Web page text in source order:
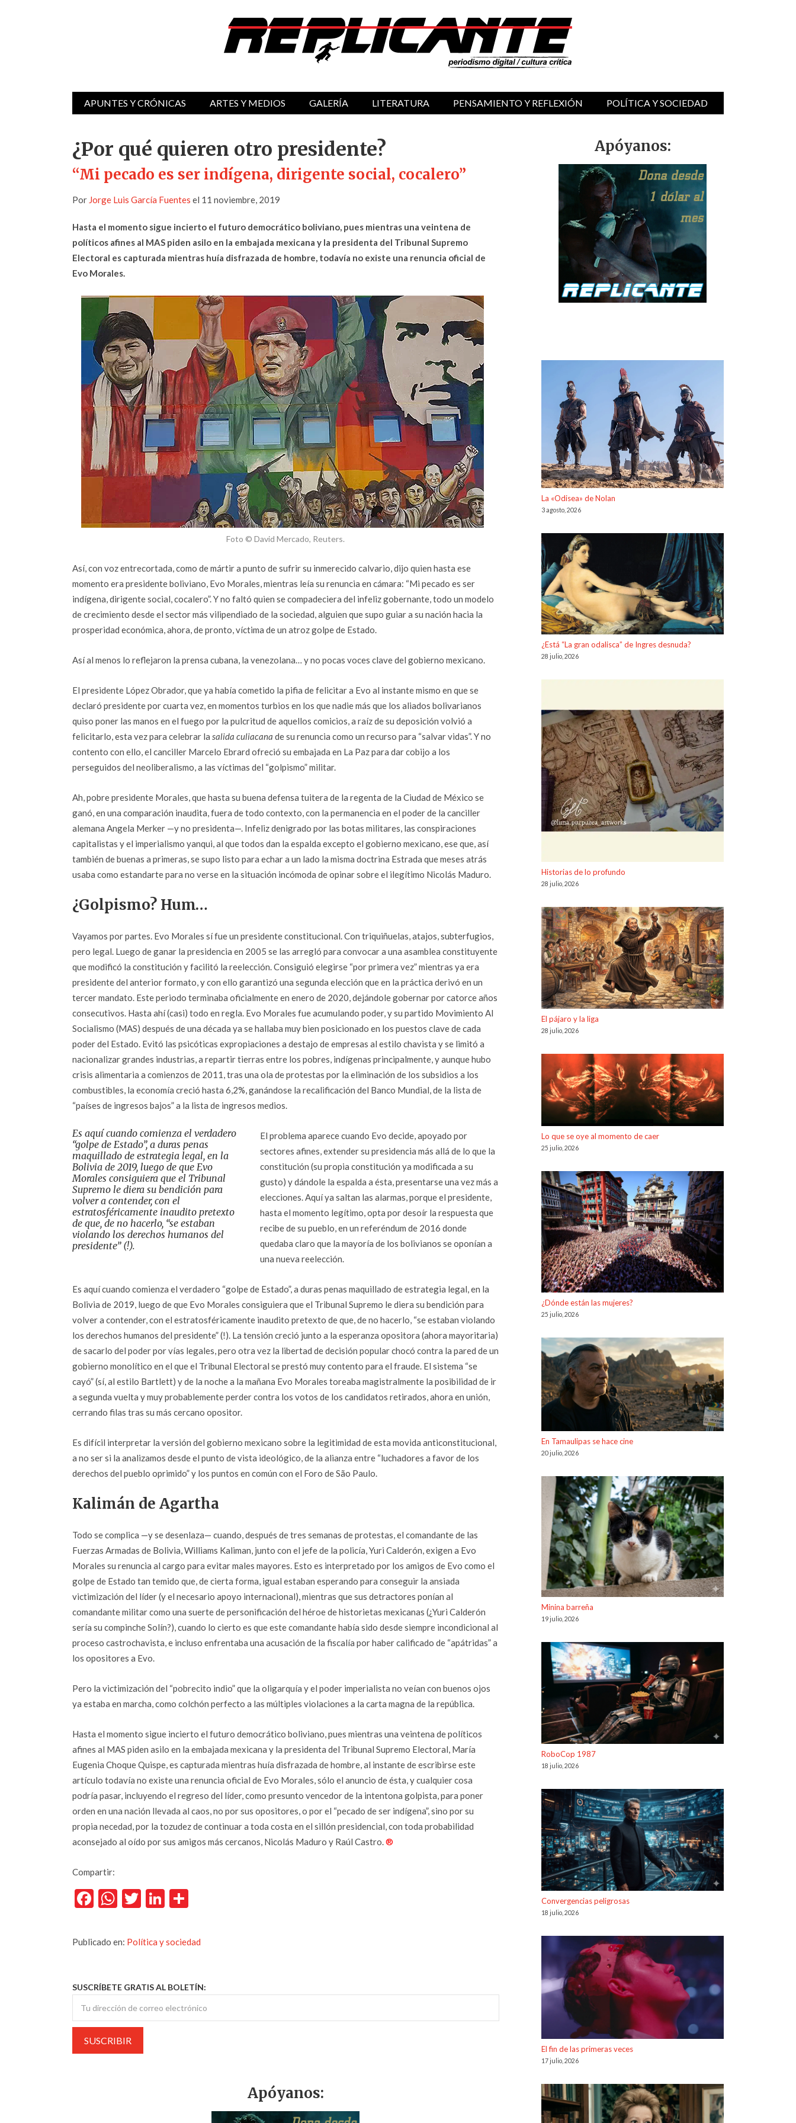
APUNTES Y CRÓNICAS ARTES Y MEDIOS GALERÍA LITERATURA PENSAMIENTO Y REFLEXIÓN POLÍTICA Y SOCIEDAD
¿Por qué quieren otro presidente?
“Mi pecado es ser indígena, dirigente social, cocalero”
Por Jorge Luis García Fuentes el 11 noviembre, 2019
Hasta el momento sigue incierto el futuro democrático boliviano, pues mientras una veintena de
políticos afines al MAS piden asilo en la embajada mexicana y la presidenta del Tribunal Supremo
Electoral es capturada mientras huía disfrazada de hombre, todavía no existe una renuncia oficial de
Evo Morales.
Foto © David Mercado, Reuters.
Así, con voz entrecortada, como de mártir a punto de sufrir su inmerecido calvario, dijo quien hasta ese
momento era presidente boliviano, Evo Morales, mientras leía su renuncia en cámara: “Mi pecado es ser
indígena, dirigente social, cocalero”. Y no faltó quien se compadeciera del infeliz gobernante, todo un modelo
de crecimiento desde el sector más vilipendiado de la sociedad, alguien que supo guiar a su nación hacia la
prosperidad económica, ahora, de pronto, víctima de un atroz golpe de Estado.
Así al menos lo reflejaron la prensa cubana, la venezolana… y no pocas voces clave del gobierno mexicano.
El presidente López Obrador, que ya había cometido la pifia de felicitar a Evo al instante mismo en que se
declaró presidente por cuarta vez, en momentos turbios en los que nadie más que los aliados bolivarianos
quiso poner las manos en el fuego por la pulcritud de aquellos comicios, a raíz de su deposición volvió a
felicitarlo, esta vez para celebrar la salida culiacana de su renuncia como un recurso para “salvar vidas”. Y no
contento con ello, el canciller Marcelo Ebrard ofreció su embajada en La Paz para dar cobijo a los
perseguidos del neoliberalismo, a las víctimas del “golpismo” militar.
Ah, pobre presidente Morales, que hasta su buena defensa tuitera de la regenta de la Ciudad de México se
ganó, en una comparación inaudita, fuera de todo contexto, con la permanencia en el poder de la canciller
alemana Angela Merker —y no presidenta—. Infeliz denigrado por las botas militares, las conspiraciones
capitalistas y el imperialismo yanqui, al que todos dan la espalda excepto el gobierno mexicano, ese que, así
también de buenas a primeras, se supo listo para echar a un lado la misma doctrina Estrada que meses atrás
usaba como estandarte para no verse en la situación incómoda de opinar sobre el ilegítimo Nicolás Maduro.
¿Golpismo? Hum…
Vayamos por partes. Evo Morales sí fue un presidente constitucional. Con triquiñuelas, atajos, subterfugios,
pero legal. Luego de ganar la presidencia en 2005 se las arregló para convocar a una asamblea constituyente
que modificó la constitución y facilitó la reelección. Consiguió elegirse “por primera vez” mientras ya era
presidente del anterior formato, y con ello garantizó una segunda elección que en la práctica derivó en un
tercer mandato. Este periodo terminaba oficialmente en enero de 2020, dejándole gobernar por catorce años
consecutivos. Hasta ahí (casi) todo en regla. Evo Morales fue acumulando poder, y su partido Movimiento Al
Socialismo (MAS) después de una década ya se hallaba muy bien posicionado en los puestos clave de cada
poder del Estado. Evitó las psicóticas expropiaciones a destajo de empresas al estilo chavista y se limitó a
nacionalizar grandes industrias, a repartir tierras entre los pobres, indígenas principalmente, y aunque hubo
crisis alimentaria a comienzos de 2011, tras una ola de protestas por la eliminación de los subsidios a los
combustibles, la economía creció hasta 6,2%, ganándose la recalificación del Banco Mundial, de la lista de
“países de ingresos bajos” a la lista de ingresos medios.
Es aquí cuando comienza el verdadero
“golpe de Estado”, a duras penas
maquillado de estrategia legal, en la
Bolivia de 2019, luego de que Evo
Morales consiguiera que el Tribunal
Supremo le diera su bendición para
volver a contender, con el
estratosféricamente inaudito pretexto
de que, de no hacerlo, “se estaban
violando los derechos humanos del
presidente” (!).
El problema aparece cuando Evo decide, apoyado por
sectores afines, extender su presidencia más allá de lo que la
constitución (su propia constitución ya modificada a su
gusto) y dándole la espalda a ésta, presentarse una vez más a
elecciones. Aquí ya saltan las alarmas, porque el presidente,
hasta el momento legítimo, opta por desoír la respuesta que
recibe de su pueblo, en un referéndum de 2016 donde
quedaba claro que la mayoría de los bolivianos se oponían a
una nueva reelección.
Es aquí cuando comienza el verdadero “golpe de Estado”, a duras penas maquillado de estrategia legal, en la
Bolivia de 2019, luego de que Evo Morales consiguiera que el Tribunal Supremo le diera su bendición para
volver a contender, con el estratosféricamente inaudito pretexto de que, de no hacerlo, “se estaban violando
los derechos humanos del presidente” (!). La tensión creció junto a la esperanza opositora (ahora mayoritaria)
de sacarlo del poder por vías legales, pero otra vez la libertad de decisión popular chocó contra la pared de un
gobierno monolítico en el que el Tribunal Electoral se prestó muy contento para el fraude. El sistema “se
cayó” (sí, al estilo Bartlett) y de la noche a la mañana Evo Morales toreaba magistralmente la posibilidad de ir
a segunda vuelta y muy probablemente perder contra los votos de los candidatos retirados, ahora en unión,
cerrando filas tras su más cercano opositor.
Es difícil interpretar la versión del gobierno mexicano sobre la legitimidad de esta movida anticonstitucional,
a no ser si la analizamos desde el punto de vista ideológico, de la alianza entre “luchadores a favor de los
derechos del pueblo oprimido” y los puntos en común con el Foro de São Paulo.
Kalimán de Agartha
Todo se complica —y se desenlaza— cuando, después de tres semanas de protestas, el comandante de las
Fuerzas Armadas de Bolivia, Williams Kaliman, junto con el jefe de la policía, Yuri Calderón, exigen a Evo
Morales su renuncia al cargo para evitar males mayores. Esto es interpretado por los amigos de Evo como el
golpe de Estado tan temido que, de cierta forma, igual estaban esperando para conseguir la ansiada
victimización del líder (y el necesario apoyo internacional), mientras que sus detractores ponían al
comandante militar como una suerte de personificación del héroe de historietas mexicanas (¿Yuri Calderón
sería su compinche Solín?), cuando lo cierto es que este comandante había sido desde siempre incondicional al
proceso castrochavista, e incluso enfrentaba una acusación de la fiscalía por haber calificado de “apátridas” a
los opositores a Evo.
Pero la victimización del “pobrecito indio” que la oligarquía y el poder imperialista no veían con buenos ojos
ya estaba en marcha, como colchón perfecto a las múltiples violaciones a la carta magna de la república.
Hasta el momento sigue incierto el futuro democrático boliviano, pues mientras una veintena de políticos
afines al MAS piden asilo en la embajada mexicana y la presidenta del Tribunal Supremo Electoral, María
Eugenia Choque Quispe, es capturada mientras huía disfrazada de hombre, al instante de escribirse este
artículo todavía no existe una renuncia oficial de Evo Morales, sólo el anuncio de ésta, y cualquier cosa
podría pasar, incluyendo el regreso del líder, como presunto vencedor de la intentona golpista, para poner
orden en una nación llevada al caos, no por sus opositores, o por el “pecado de ser indígena”, sino por su
propia necedad, por la tozudez de continuar a toda costa en el sillón presidencial, con toda probabilidad
aconsejado al oído por sus amigos más cercanos, Nicolás Maduro y Raúl Castro.®
Compartir:
Facebook
WhatsApp
TwitterLinkedIn
Publicado en: Política y sociedad
SUSCRÍBETE GRATIS AL BOLETÍN:
Apóyanos:
Apóyanos:
La «Odisea» de Nolan
3 agosto, 2026
¿Está “La gran odalisca” de Ingres desnuda?
28 julio, 2026
Historias de lo profundo
28 julio, 2026
El pájaro y la liga
28 julio, 2026
Lo que se oye al momento de caer
25 julio, 2026
¿Dónde están las mujeres?
25 julio, 2026
En Tamaulipas se hace cine
20 julio, 2026
Minina barreña
19 julio, 2026
RoboCop 1987
18 julio, 2026
Convergencias peligrosas
18 julio, 2026
El fin de las primeras veces
17 julio, 2026